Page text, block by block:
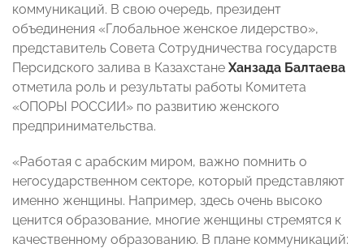
коммуникаций. В свою очередь, президент
объединения «Глобальное женское лидерство»,
представитель Совета Сотрудничества государств
Персидского залива в Казахстане Ханзада Балтаева
отметила роль и результаты работы Комитета
«ОПОРЫ РОССИИ» по развитию женского
предпринимательства.
«Работая с арабским миром, важно помнить о
негосударственном секторе, который представляют
именно женщины. Например, здесь очень высоко
ценится образование, многие женщины стремятся к
качественному образованию. В плане коммуникаций: